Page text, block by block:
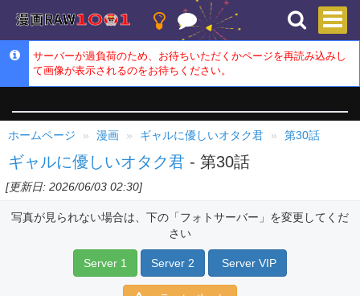
サーバーが過負荷のため、お待ちいただくかページを再読み込みし
て画像が表示されるのをお待ちください。
ホームページ 漫画 ギャルに優しいオタク君 第30話
ギャルに優しいオタク君 - 第30話
[更新日: 2026/06/03 02:30]
写真が見られない場合は、下の「フォトサーバー」を変更してくだ
さい
Server 1 Server 2 Server VIP